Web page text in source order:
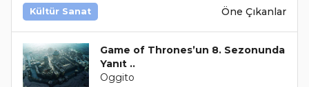
Kültür Sanat Öne Çıkanlar
Game of Thrones’un 8. Sezonunda
Yanıt ..
Oggito